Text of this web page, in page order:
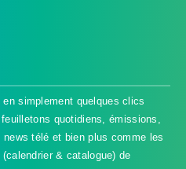
simplement quelques clics
quotidiens, émissions,
télé et bien plus comme les
& catalogue) de